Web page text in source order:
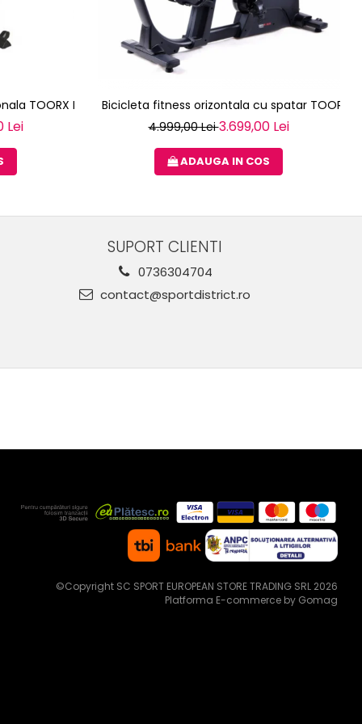
TOORX BRX-3000
Lei
Bicicleta fitness orizontala cu spatar TOORX
4.999,00 Lei3.699,00 Lei
ADAUGA IN COS
SUPORT CLIENTI
0736304704
contact@sportdistrict.ro
©Copyright SC SPORT EUROPEAN STORE TRADING SRL 2026
Platforma E-commerce by Gomag